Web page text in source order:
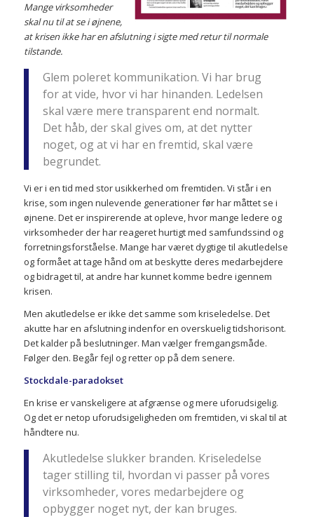
Mange virksomheder
skal nu til at se i øjnene,
at krisen ikke har en afslutning i sigte med retur til normale
tilstande.
Glem poleret kommunikation. Vi har brug
for at vide, hvor vi har hinanden. Ledelsen
skal være mere transparent end normalt.
Det håb, der skal gives om, at det nytter
noget, og at vi har en fremtid, skal være
begrundet.
Vi er i en tid med stor usikkerhed om fremtiden. Vi står i en
krise, som ingen nulevende generationer før har måttet se i
øjnene. Det er inspirerende at opleve, hvor mange ledere og
virksomheder der har reageret hurtigt med samfundssind og
forretningsforståelse. Mange har været dygtige til akutledelse
og formået at tage hånd om at beskytte deres medarbejdere
og bidraget til, at andre har kunnet komme bedre igennem
krisen.
Men akutledelse er ikke det samme som kriseledelse. Det
akutte har en afslutning indenfor en overskuelig tidshorisont.
Det kalder på beslutninger. Man vælger fremgangsmåde.
Følger den. Begår fejl og retter op på dem senere.
Stockdale-paradokset
En krise er vanskeligere at afgrænse og mere uforudsigelig.
Og det er netop uforudsigeligheden om fremtiden, vi skal til at
håndtere nu.
Akutledelse slukker branden. Kriseledelse
tager stilling til, hvordan vi passer på vores
virksomheder, vores medarbejdere og
opbygger noget nyt, der kan bruges.